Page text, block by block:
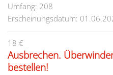
Umfang: 208
Erscheinungsdatum:
18 €
Ausbrechen.
bestellen!